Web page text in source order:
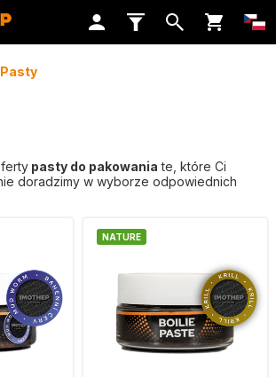
Pasty
pasty do pakowania te, które Ci
doradzimy w wyborze odpowiednich
NATURE